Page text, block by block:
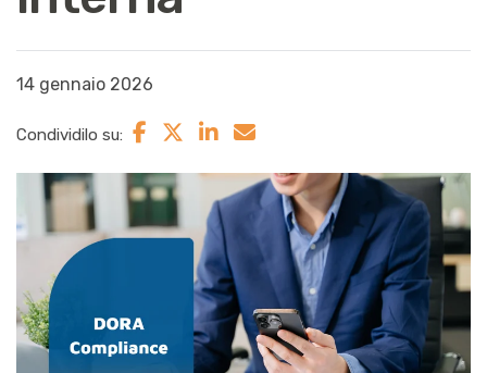
14 gennaio 2026
Condividilo su: